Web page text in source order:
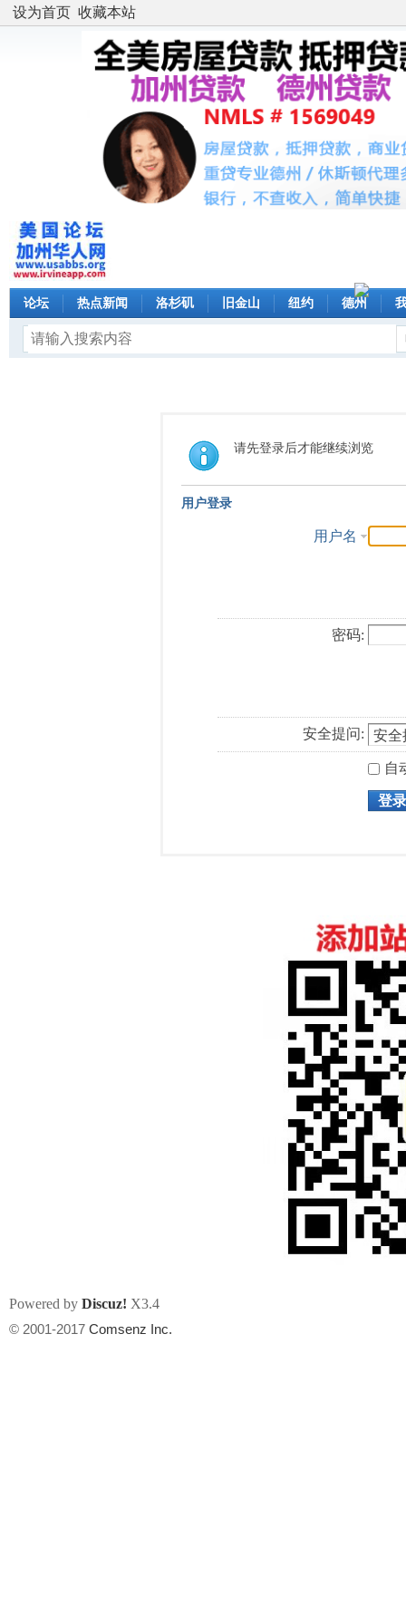
设为首页 收藏本站
论坛 热点新闻 洛杉矶 旧金山 纽约 德州
请先登录后才能继续浏览
用户登录
用户名
密码:
安全提问:
自
登录
Powered by Discuz! X3.4
© 2001-2017 Comsenz Inc.